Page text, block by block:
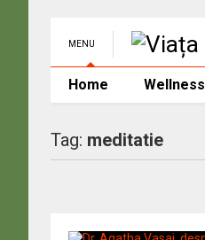
MENU
Home Wellness
Tag: meditatie